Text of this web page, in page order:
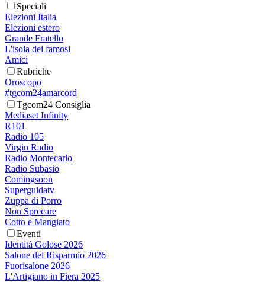
Speciali
Elezioni Italia
Elezioni estero
Grande Fratello
L'isola dei famosi
Amici
Rubriche
Oroscopo
#tgcom24amarcord
Tgcom24 Consiglia
Mediaset Infinity
R101
Radio 105
Virgin Radio
Radio Montecarlo
Radio Subasio
Comingsoon
Superguidatv
Zuppa di Porro
Non Sprecare
Cotto e Mangiato
Eventi
Identità Golose 2026
Salone del Risparmio 2026
Fuorisalone 2026
L'Artigiano in Fiera 2025